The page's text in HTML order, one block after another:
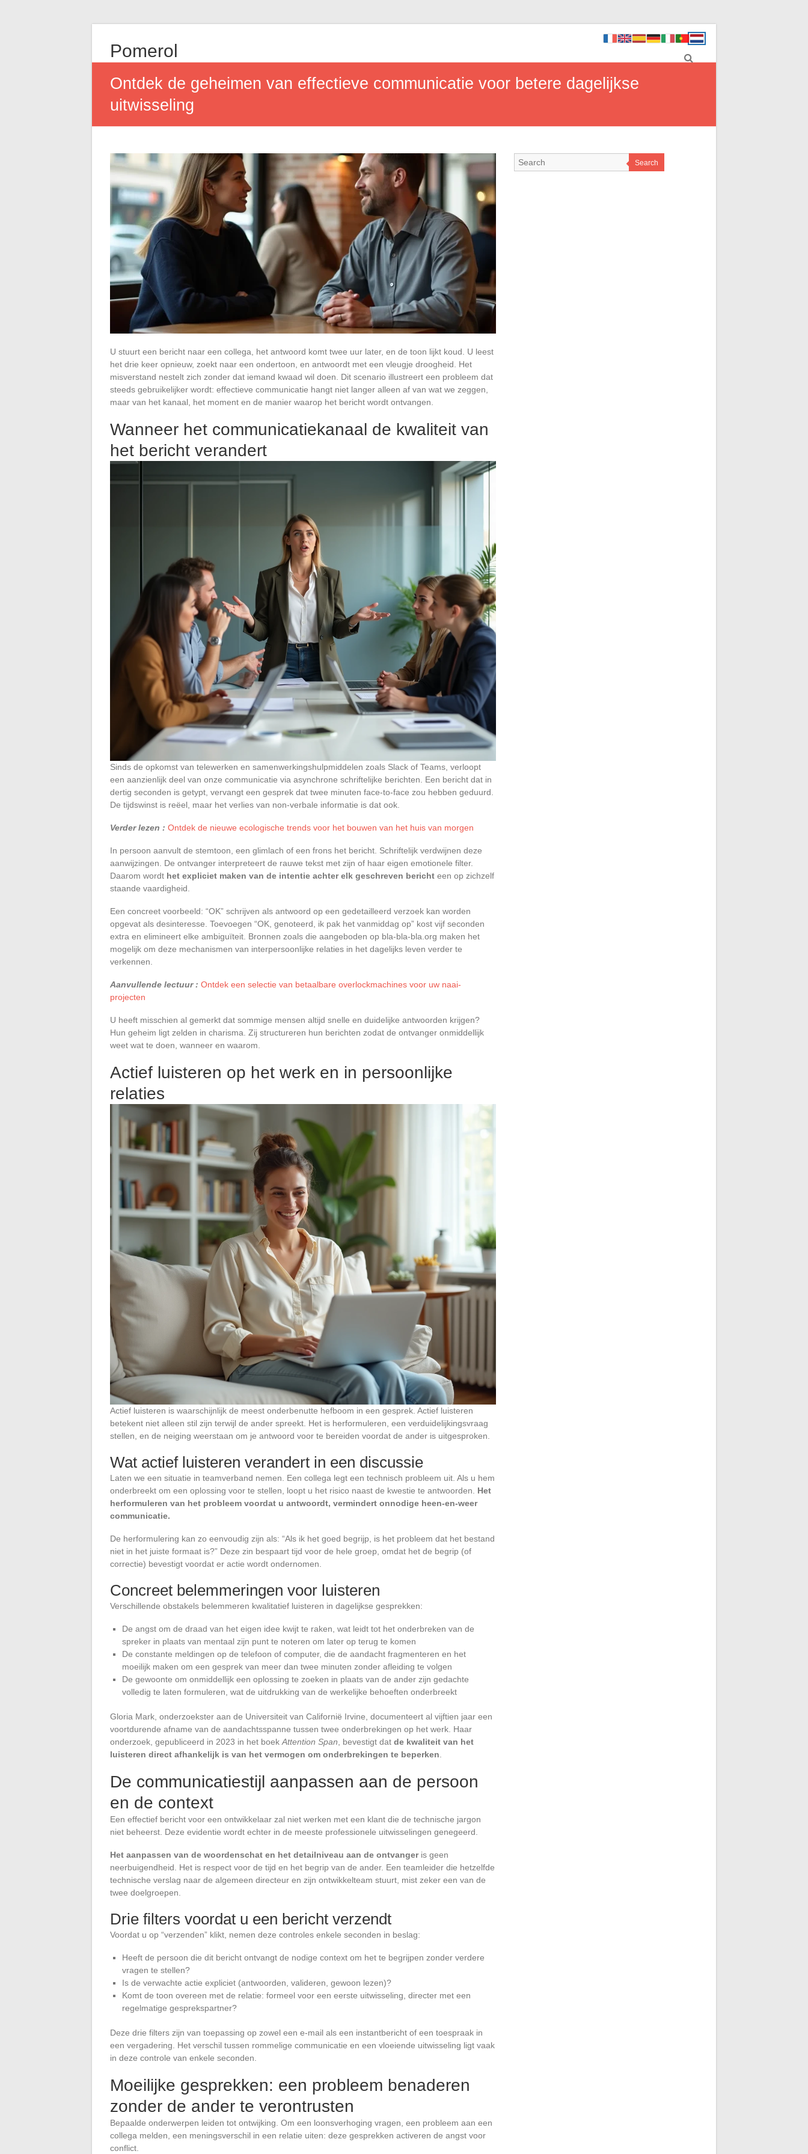
Pomerol
Ontdek de geheimen van effectieve communicatie voor betere dagelijkse
uitwisseling
U stuurt een bericht naar een collega, het antwoord komt twee uur later, en de toon lijkt koud. U leest
het drie keer opnieuw, zoekt naar een ondertoon, en antwoordt met een vleugje droogheid. Het
misverstand nestelt zich zonder dat iemand kwaad wil doen. Dit scenario illustreert een probleem dat
steeds gebruikelijker wordt: effectieve communicatie hangt niet langer alleen af van wat we zeggen,
maar van het kanaal, het moment en de manier waarop het bericht wordt ontvangen.
Wanneer het communicatiekanaal de kwaliteit van
het bericht verandert
Sinds de opkomst van telewerken en samenwerkingshulpmiddelen zoals Slack of Teams, verloopt
een aanzienlijk deel van onze communicatie via asynchrone schriftelijke berichten. Een bericht dat in
dertig seconden is getypt, vervangt een gesprek dat twee minuten face-to-face zou hebben geduurd.
De tijdswinst is reëel, maar het verlies van non-verbale informatie is dat ook.
Verder lezen : Ontdek de nieuwe ecologische trends voor het bouwen van het huis van morgen
In persoon aanvult de stemtoon, een glimlach of een frons het bericht. Schriftelijk verdwijnen deze
aanwijzingen. De ontvanger interpreteert de rauwe tekst met zijn of haar eigen emotionele filter.
Daarom wordt het expliciet maken van de intentie achter elk geschreven bericht een op zichzelf
staande vaardigheid.
Een concreet voorbeeld: “OK” schrijven als antwoord op een gedetailleerd verzoek kan worden
opgevat als desinteresse. Toevoegen “OK, genoteerd, ik pak het vanmiddag op” kost vijf seconden
extra en elimineert elke ambiguïteit. Bronnen zoals die aangeboden op bla-bla-bla.org maken het
mogelijk om deze mechanismen van interpersoonlijke relaties in het dagelijks leven verder te
verkennen.
Aanvullende lectuur : Ontdek een selectie van betaalbare overlockmachines voor uw naai-
projecten
U heeft misschien al gemerkt dat sommige mensen altijd snelle en duidelijke antwoorden krijgen?
Hun geheim ligt zelden in charisma. Zij structureren hun berichten zodat de ontvanger onmiddellijk
weet wat te doen, wanneer en waarom.
Actief luisteren op het werk en in persoonlijke
relaties
Actief luisteren is waarschijnlijk de meest onderbenutte hefboom in een gesprek. Actief luisteren
betekent niet alleen stil zijn terwijl de ander spreekt. Het is herformuleren, een verduidelijkingsvraag
stellen, en de neiging weerstaan om je antwoord voor te bereiden voordat de ander is uitgesproken.
Wat actief luisteren verandert in een discussie
Laten we een situatie in teamverband nemen. Een collega legt een technisch probleem uit. Als u hem
onderbreekt om een oplossing voor te stellen, loopt u het risico naast de kwestie te antwoorden. Het
herformuleren van het probleem voordat u antwoordt, vermindert onnodige heen-en-weer
communicatie.
De herformulering kan zo eenvoudig zijn als: “Als ik het goed begrijp, is het probleem dat het bestand
niet in het juiste formaat is?” Deze zin bespaart tijd voor de hele groep, omdat het de begrip (of
correctie) bevestigt voordat er actie wordt ondernomen.
Concreet belemmeringen voor luisteren
Verschillende obstakels belemmeren kwalitatief luisteren in dagelijkse gesprekken:
De angst om de draad van het eigen idee kwijt te raken, wat leidt tot het onderbreken van de
spreker in plaats van mentaal zijn punt te noteren om later op terug te komen
De constante meldingen op de telefoon of computer, die de aandacht fragmenteren en het
moeilijk maken om een gesprek van meer dan twee minuten zonder afleiding te volgen
De gewoonte om onmiddellijk een oplossing te zoeken in plaats van de ander zijn gedachte
volledig te laten formuleren, wat de uitdrukking van de werkelijke behoeften onderbreekt
Gloria Mark, onderzoekster aan de Universiteit van Californië Irvine, documenteert al vijftien jaar een
voortdurende afname van de aandachtsspanne tussen twee onderbrekingen op het werk. Haar
onderzoek, gepubliceerd in 2023 in het boek Attention Span , bevestigt dat de kwaliteit van het
luisteren direct afhankelijk is van het vermogen om onderbrekingen te beperken
De communicatiestijl aanpassen aan de persoon
en de context
Een effectief bericht voor een ontwikkelaar zal niet werken met een klant die de technische jargon
niet beheerst. Deze evidentie wordt echter in de meeste professionele uitwisselingen genegeerd.
Het aanpassen van de woordenschat en het detailniveau aan de ontvangeris geen
neerbuigendheid. Het is respect voor de tijd en het begrip van de ander. Een teamleider die hetzelfde
technische verslag naar de algemeen directeur en zijn ontwikkelteam stuurt, mist zeker een van de
twee doelgroepen.
Drie filters voordat u een bericht verzendt
Voordat u op “verzenden” klikt, nemen deze controles enkele seconden in beslag:
Heeft de persoon die dit bericht ontvangt de nodige context om het te begrijpen zonder verdere
vragen te stellen?
Is de verwachte actie expliciet (antwoorden, valideren, gewoon lezen)?
Komt de toon overeen met de relatie: formeel voor een eerste uitwisseling, directer met een
regelmatige gesprekspartner?
Deze drie filters zijn van toepassing op zowel een e-mail als een instantbericht of een toespraak in
een vergadering. Het verschil tussen rommelige communicatie en een vloeiende uitwisseling ligt vaak
in deze controle van enkele seconden.
Moeilijke gesprekken: een probleem benaderen
zonder de ander te verontrusten
Bepaalde onderwerpen leiden tot ontwijking. Om een loonsverhoging vragen, een probleem aan een
collega melden, een meningsverschil in een relatie uiten: deze gesprekken activeren de angst voor
conflict.
Search